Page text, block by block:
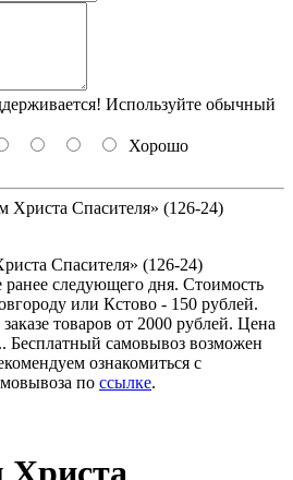
Используйте обычный
Хорошо
Христа Спасителя» (126-24)
Спасителя» (126-24)
ранее следующего дня. Стоимость
или Кстово - 150 рублей.
товаров от 2000 рублей. Цена
. Бесплатный самовывоз возможен
ознакомиться с
по ссылке.